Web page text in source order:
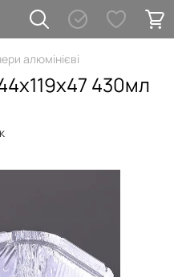
алюмінієві
430мл